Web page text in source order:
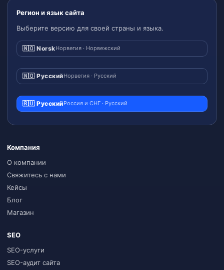
Регион и язык сайта
Выберите версию для своей страны и языка.
🇳🇴 NorskНорвегия · Норвежский
🇳🇴 РусскийНорвегия · Русский
🇷🇺 РусскийРоссия и СНГ · Русский
Компания
О компании
Свяжитесь с нами
Кейсы
Блог
Магазин
SEO
SEO-услуги
SEO-аудит сайта